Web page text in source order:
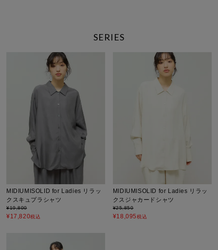
SERIES
MIDIUMISOLID for Ladies リラッ
クスキュプラシャツ
¥19,800
¥17,820税込
MIDIUMISOLID for Ladies リラッ
クスジャカードシャツ
¥25,850
¥18,095税込